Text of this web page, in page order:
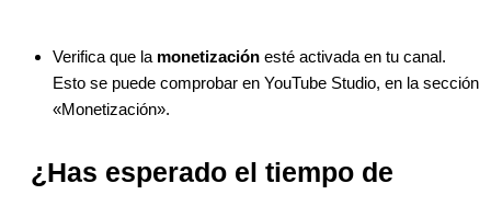
Verifica que la monetización esté activada en tu canal.
Esto se puede comprobar en YouTube Studio, en la sección
«Monetización».
¿Has esperado el tiempo de